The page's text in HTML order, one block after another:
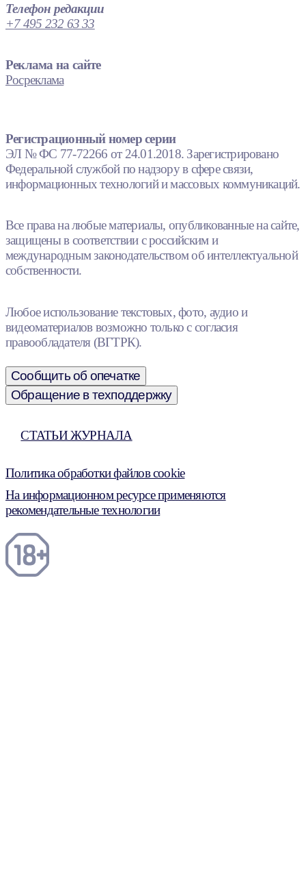
Телефон редакции
+7 495 232 63 33
Реклама на сайте
Росреклама
Регистрационный номер серии
ЭЛ № ФС 77-72266 от 24.01.2018. Зарегистрировано
Федеральной службой по надзору в сфере связи,
информационных технологий и массовых коммуникаций.
Все права на любые материалы, опубликованные на сайте,
защищены в соответствии с российским и
международным законодательством об интеллектуальной
собственности.
Любое использование текстовых, фото, аудио и
видеоматериалов возможно только с согласия
правообладателя (ВГТРК).
Сообщить об опечатке
Обращение в техподдержку
СТАТЬИ ЖУРНАЛА
Политика обработки файлов cookie
На информационном ресурсе применяются
рекомендательные технологии